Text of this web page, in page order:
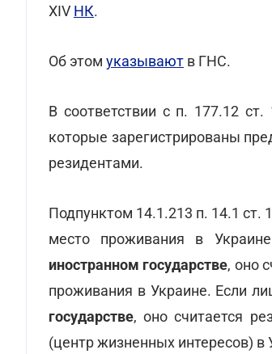
XIV НК.
Об этом указывают в ГНС.
В соответствии с п. 177.12
которые зарегистрированы
резидентами.
Подпунктом 14.1.213 п. 14.1 ст.
место проживания в
иностранном государстве, оно
проживания в Украине. Если
государстве, оно считается
(центр жизненных интересов) в